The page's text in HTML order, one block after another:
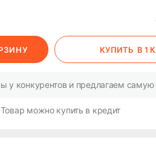
КУПИТЬ В 1
у конкурентов и предлагаем
Товар можно купить в кредит